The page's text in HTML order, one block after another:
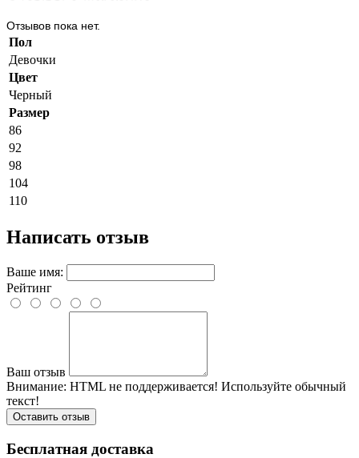
Отзывов пока нет.
Пол
Девочки
Цвет
Черный
Размер
86
92
98
104
110
Написать отзыв
Ваше имя:
Рейтинг
Ваш отзыв
Внимание: HTML не поддерживается! Используйте обычный
текст!
Оставить отзыв
Бесплатная доставка